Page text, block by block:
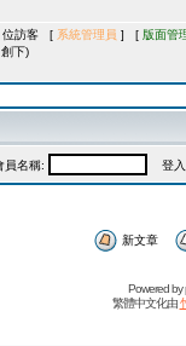
位訪客 [ 系統管理員 ] [ 版面管
創下)
員名稱: 登入
新文章
Powered by
繁體中文化由